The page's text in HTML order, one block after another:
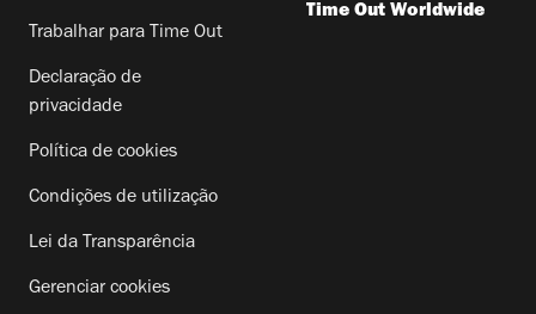
Trabalhar para Time Out
Declaração de
privacidade
Política de cookies
Condições de utilização
Lei da Transparência
Gerenciar cookies
Time Out Worldwide